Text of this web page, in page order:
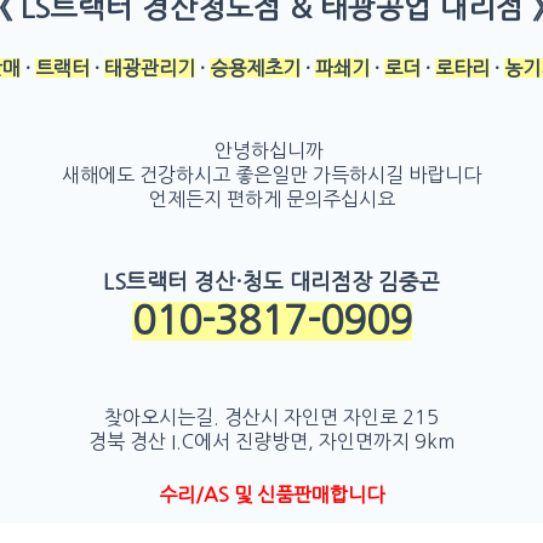
LS트랙터 경산청도점 & 태광공업 대리점
· 트랙터 · 태광관리기 · 승용제초기 · 파쇄기 · 로더 · 로타리 · 농
안녕하십니까
새해에도 건강하시고 좋은일만 가득하시길 바랍니다
언제든지 편하게 문의주십시요
LS트랙터 경산·청도 대리점장 김중곤
010-3817-0909
찾아오시는길. 경산시 자인면 자인로 215
경북 경산 I.C에서 진량방면, 자인면까지 9km
수리/AS 및 신품판매합니다